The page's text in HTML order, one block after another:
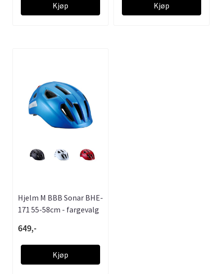
Kjøp Kjøp
Hjelm M BBB Sonar BHE-
171 55-58cm - fargevalg
649,-
Kjøp